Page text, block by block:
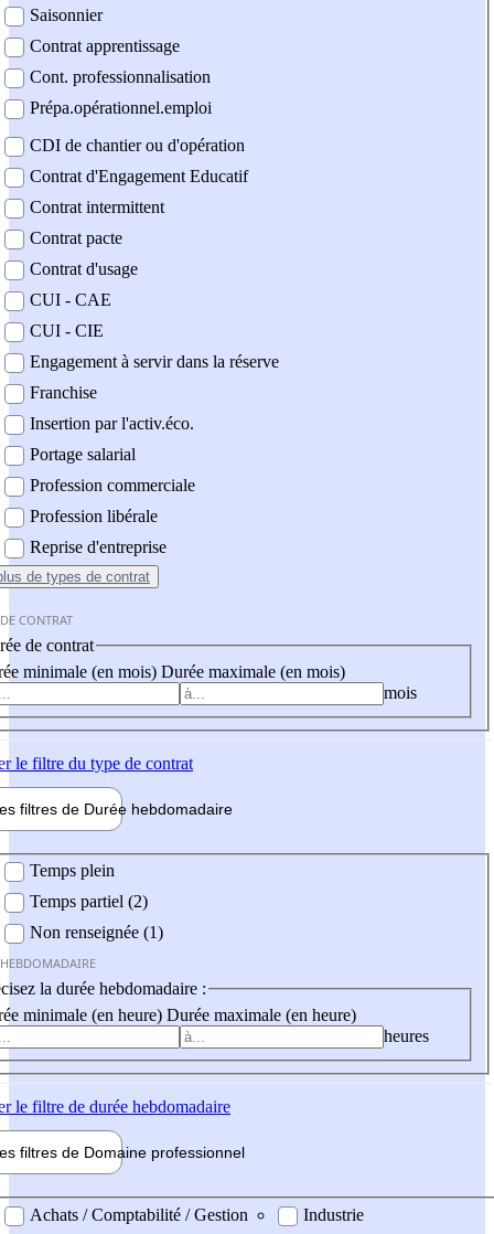
Saisonnier
Contrat apprentissage
Cont. professionnalisation
Prépa.opérationnel.emploi
CDI de chantier ou d'opération
Contrat d'Engagement Educatif
Contrat intermittent
Contrat pacte
Contrat d'usage
CUI - CAE
CUI - CIE
Engagement à servir dans la réserve
Franchise
Insertion par l'activ.éco.
Portage salarial
Profession commerciale
Profession libérale
Reprise d'entreprise
de types de contrat
CONTRAT
de contrat
minimale (en mois) Durée maximale (en mois)
mois
le filtre du type de contrat
filtres de Durée hebdomadaire
Temps plein
Temps partiel (2)
Non renseignée (1)
la durée hebdomadaire :
minimale (en heure) Durée maximale (en heure)
heures
le filtre de durée hebdomadaire
filtres de Domaine professionnel
professionel
Achats / Comptabilité / Gestion
Industrie